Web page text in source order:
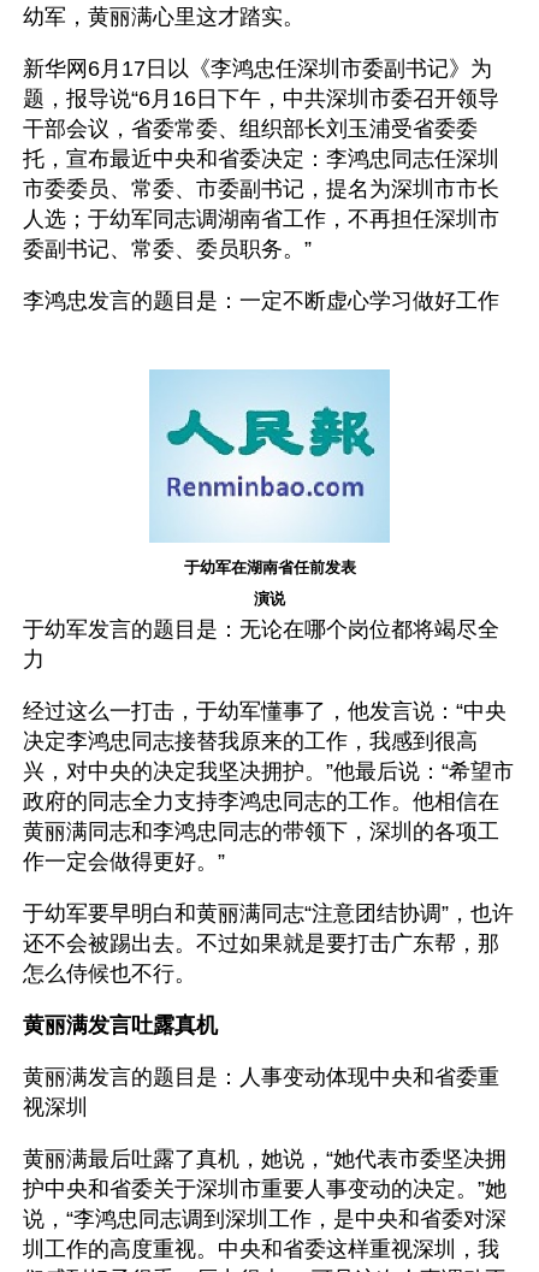
幼军，黄丽满心里这才踏实。
新华网6月17日以《李鸿忠任深圳市委副书记》为
题，报导说“6月16日下午，中共深圳市委召开领导
干部会议，省委常委、组织部长刘玉浦受省委委
托，宣布最近中央和省委决定：李鸿忠同志任深圳
市委委员、常委、市委副书记，提名为深圳市市长
人选；于幼军同志调湖南省工作，不再担任深圳市
委副书记、常委、委员职务。”
李鸿忠发言的题目是：一定不断虚心学习做好工作
于幼军在湖南省任前发表
演说
于幼军发言的题目是：无论在哪个岗位都将竭尽全
力
经过这么一打击，于幼军懂事了，他发言说：“中央
决定李鸿忠同志接替我原来的工作，我感到很高
兴，对中央的决定我坚决拥护。”他最后说：“希望市
政府的同志全力支持李鸿忠同志的工作。他相信在
黄丽满同志和李鸿忠同志的带领下，深圳的各项工
作一定会做得更好。”
于幼军要早明白和黄丽满同志“注意团结协调”，也许
还不会被踢出去。不过如果就是要打击广东帮，那
怎么侍候也不行。
黄丽满发言吐露真机
黄丽满发言的题目是：人事变动体现中央和省委重
视深圳
黄丽满最后吐露了真机，她说，“她代表市委坚决拥
护中央和省委关于深圳市重要人事变动的决定。”她
说，“李鸿忠同志调到深圳工作，是中央和省委对深
圳工作的高度重视。中央和省委这样重视深圳，我